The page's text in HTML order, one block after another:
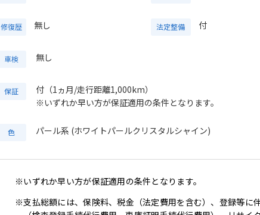
修復歴 無し 法定整備 付
車検 無し
保証
付（1ヵ月/走行距離1,000km）
※いずれか早い方が保証適用の条件となります。
色 パール系 (ホワイトパールクリスタルシャイン)
※いずれか早い方が保証適用の条件となります。
※支払総額には、保険料、税金（法定費用を含む）、登録等に